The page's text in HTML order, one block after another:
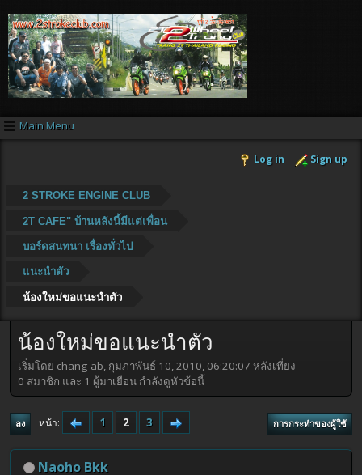
Main Menu
Log in Sign up
2 STROKE ENGINE CLUB
2T CAFE" บ้านหลังนี้มีแต่เพื่อน
บอร์ดสนทนา เรื่องทั่วไป
แนะนำตัว
น้องใหม่ขอแนะนำตัว
น้องใหม่ขอแนะนำตัว
เริ่มโดย chang-ab, กุมภาพันธ์ 10, 2010, 06:20:07 หลังเที่ยง
0 สมาชิก และ 1 ผู้มาเยือน กำลังดูหัวข้อนี้
ลง หน้า 1 2 3 การกระทำของผู้ใช้
Naoho Bkk